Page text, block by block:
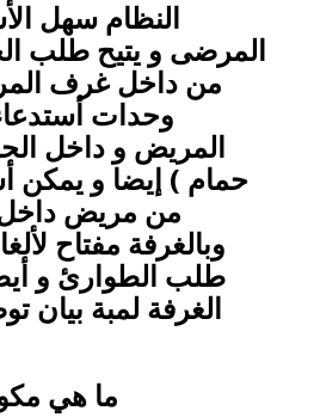
النظام سهل
المرضى و يتيح طلب
من داخل غرف
وحدات
المريض و داخل
حمام ) إيضا و يمكن
من مريض
وبالغرفة مفتاح
طلب الطوارئ و
الغرفة لمبة بيان
ما هي